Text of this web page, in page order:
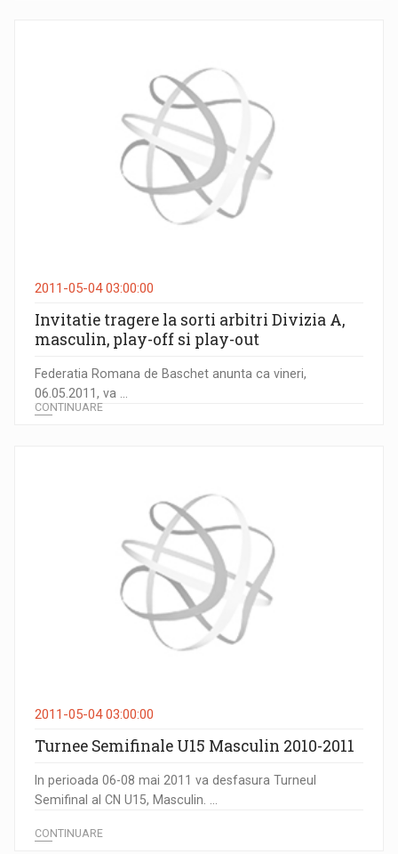
2011-05-04 03:00:00
Invitatie tragere la sorti arbitri Divizia A,
masculin, play-off si play-out
Federatia Romana de Baschet anunta ca vineri,
06.05.2011, va ...
CONTINUARE
2011-05-04 03:00:00
Turnee Semifinale U15 Masculin 2010-2011
In perioada 06-08 mai 2011 va desfasura Turneul
Semifinal al CN U15, Masculin. ...
CONTINUARE